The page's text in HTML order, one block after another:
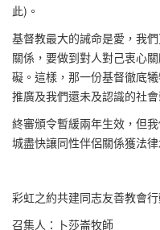
此)。
基督教最大的誡命是愛，我
關係，要做到對人對己衷心
礙。這樣，那一份基督徹底
推廣及我們還未及認識的社會
終審頒令暫緩兩年生效，但
城盡快讓同性伴侶關係獲法律
彩虹之約共建同志友善教會
召集人：卜莎崙牧師